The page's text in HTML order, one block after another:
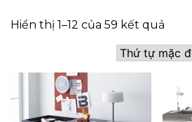
Hiển thị 1–12 của 59 kết quả